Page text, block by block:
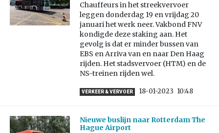
Chauffeurs in het streekvervoer
leggen donderdag 19 en vrijdag 20
januari het werk neer. Vakbond FNV
kondigde deze staking aan. Het
gevolg is dat er minder bussen van
EBS en Arriva van en naar Den Haag
rijden. Het stadsvervoer (HTM) en de
NS-treinen rijden wel.
VERKEER & VERVOER 18-01-2023 10:48
Nieuwe buslijn naar Rotterdam The
Hague Airport